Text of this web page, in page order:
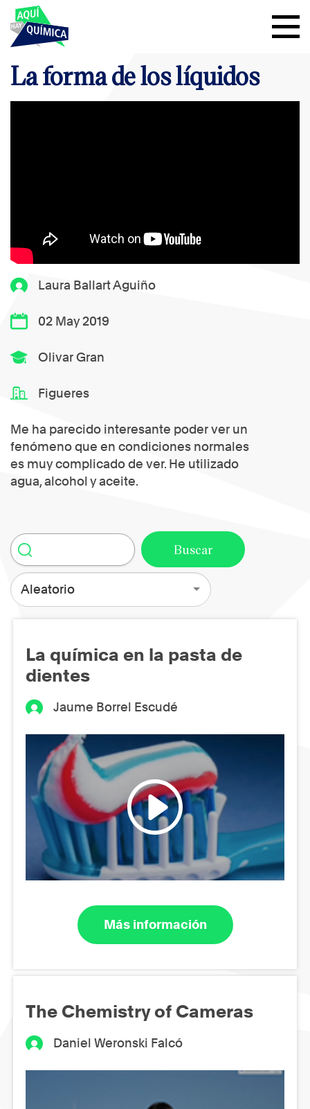
Laura Ballart Aguiño
02 May 2019
Olivar Gran
Figueres
Me ha parecido interesante poder ver un
fenómeno que en condiciones normales
es muy complicado de ver. He utilizado
agua, alcohol y aceite.
La forma de los líquidos
Aleatorio
La química en la pasta de
dientes
Jaume Borrel Escudé
Más información
The Chemistry of Cameras
Daniel Weronski Falcó